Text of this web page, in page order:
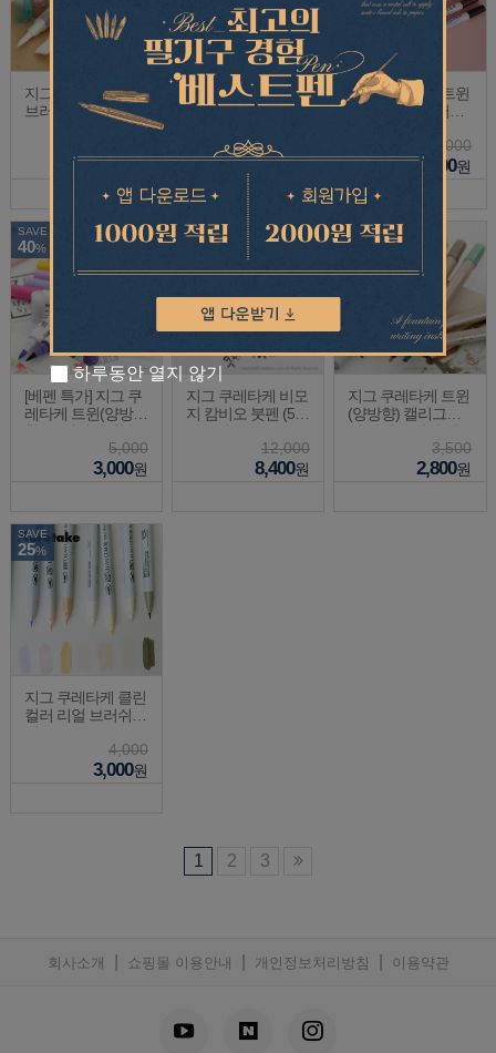
지그 쿠레타케 워터
브러쉬 H20
5,600
지그 쿠레타케 붓펜
잉크 카트리지 블랙
3,900
2,700
지그 쿠레타케 트윈
(양방향) 타입 저널
3,000
2,000원
SAVE
40%
[베펜 특가] 지그 쿠
레타케 트윈(양방
향) 브러쉬에이블 M
5,000
3,000원
SAVE
지그 쿠레타케 비모
지 캄비오 붓펜 (5가
지규격)
12,000
8,400원
SAVE
20
지그 쿠레타케 트윈
(양방향) 캘리그라
피 메탈릭 칼라 마
3,500
2,800원
SAVE
25%
지그 쿠레타케 클린
컬러 리얼 브러쉬
4,000
3,000원
1 2 3
회사소개 쇼핑몰 이용안내 개인정보처리방침 이용약관
하루동안 열지 않기